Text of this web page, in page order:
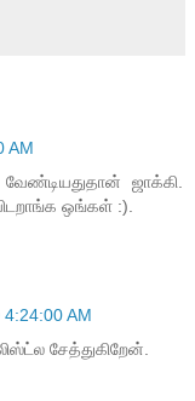
AM
ஜாக்கி.
ஒங்கள் :).
AM
சேத்துகிறேன்.